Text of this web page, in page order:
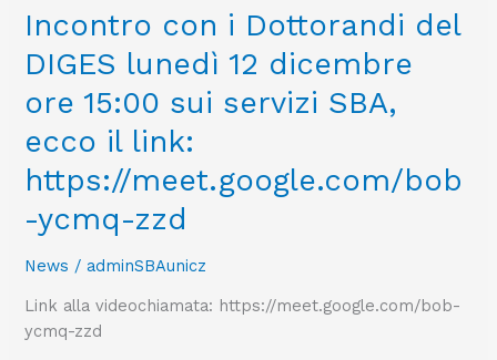
il
link:
meet.google.com/yob-
rwk
Incontro con i Dottorandi del
DIGES lunedì 12 dicembre
ore 15:00 sui servizi SBA,
ecco il link:
https://meet.google.com/bob
-ycmq-zzd
News / adminSBAunicz
Link alla videochiamata: https://meet.google.com/bob-
ycmq-zzd
Incontro
Dottorandi
del
DIGES
lunedì
12
dicembre
15:00
sui servizi
SBA,